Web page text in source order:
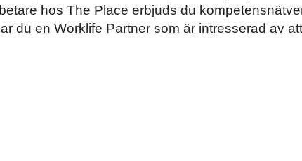
hos The Place erbjuds du
du en Worklife Partner som är intresserad av